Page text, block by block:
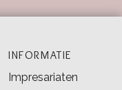
INFORMATIE
Impresariaten